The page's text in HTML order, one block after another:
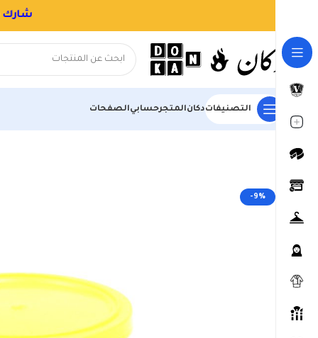
التصنيفاتدكانالمتجرحسابيالصفحات
الرئيسية المتجر
-9%